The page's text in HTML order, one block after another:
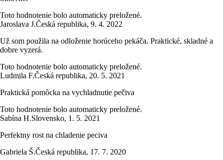
Toto hodnotenie bolo automaticky preložené.
Jaroslava J.Česká republika, 9. 4. 2022
Už som použila na odloženie horúceho pekáča. Praktické, skladné a
dobre vyzerá.
Toto hodnotenie bolo automaticky preložené.
Ludmila F.Česká republika, 20. 5. 2021
Praktická pomôcka na vychladnutie pečiva
Toto hodnotenie bolo automaticky preložené.
Sabína H.Slovensko, 1. 5. 2021
Perfektny rost na chladenie peciva
Gabriela Š.Česká republika, 17. 7. 2020